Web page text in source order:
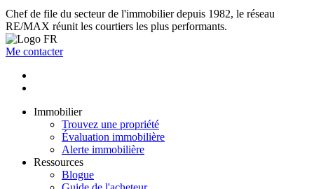
Chef de file du secteur de l'immobilier depuis 1982, le réseau
RE/MAX réunit les courtiers les plus performants.
Me contacter
Immobilier
Trouvez une propriété
Évaluation immobilière
Alerte immobilière
Ressources
Blogue